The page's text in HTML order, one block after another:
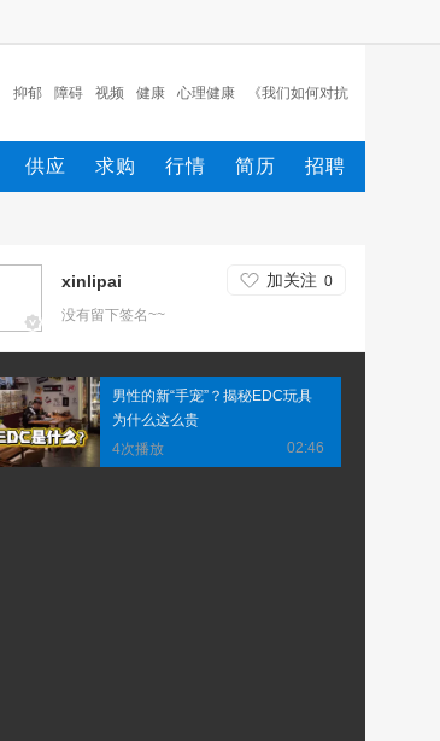
抑郁 障碍 视频 健康 心理健康 《我们如何对抗
抑郁》 CCTV纪录片 心理科普 心理问题 催眠
供应 求购 行情 简历 招聘
xinlipai 加关注 0
没有留下签名~~
男性的新“手宠”？揭秘EDC玩具
为什么这么贵
4次播放
02:46